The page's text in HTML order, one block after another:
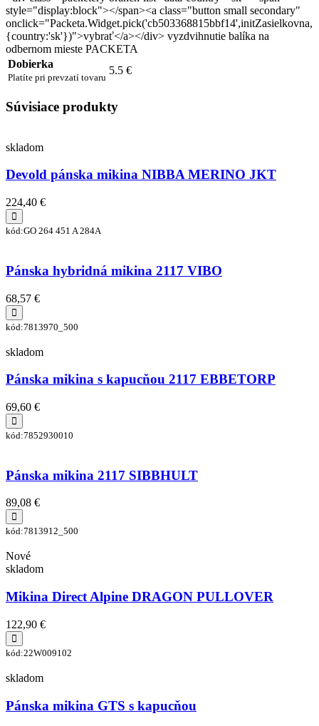
style="display:block"></span><a class="button small secondary"
onclick="Packeta.Widget.pick('cb503368815bbf14',initZasielkovna,
{country:'sk'})">vybrať</a></div> vyzdvihnutie balíka na
odbernom mieste PACKETA
Dobierka
Platíte pri prevzatí tovaru
5.5 €
Súvisiace produkty
skladom
Devold pánska mikina NIBBA MERINO JKT
224,40 €
kód:GO 264 451 A 284A
Pánska hybridná mikina 2117 VIBO
68,57 €
kód:7813970_500
skladom
Pánska mikina s kapucňou 2117 EBBETORP
69,60 €
kód:7852930010
Pánska mikina 2117 SIBBHULT
89,08 €
kód:7813912_500
Nové
skladom
Mikina Direct Alpine DRAGON PULLOVER
122,90 €
kód:22W009102
skladom
Pánska mikina GTS s kapucňou